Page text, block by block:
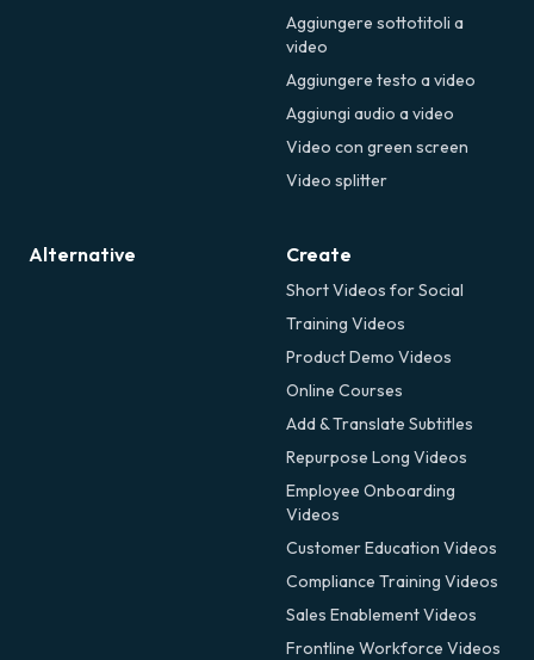
Aggiungere sottotitoli a
video
Aggiungere testo a video
Aggiungi audio a video
Video con green screen
Video splitter
Alternative Create
Short Videos for Social
Training Videos
Product Demo Videos
Online Courses
Add & Translate Subtitles
Repurpose Long Videos
Employee Onboarding
Videos
Customer Education Videos
Compliance Training Videos
Sales Enablement Videos
Frontline Workforce Videos